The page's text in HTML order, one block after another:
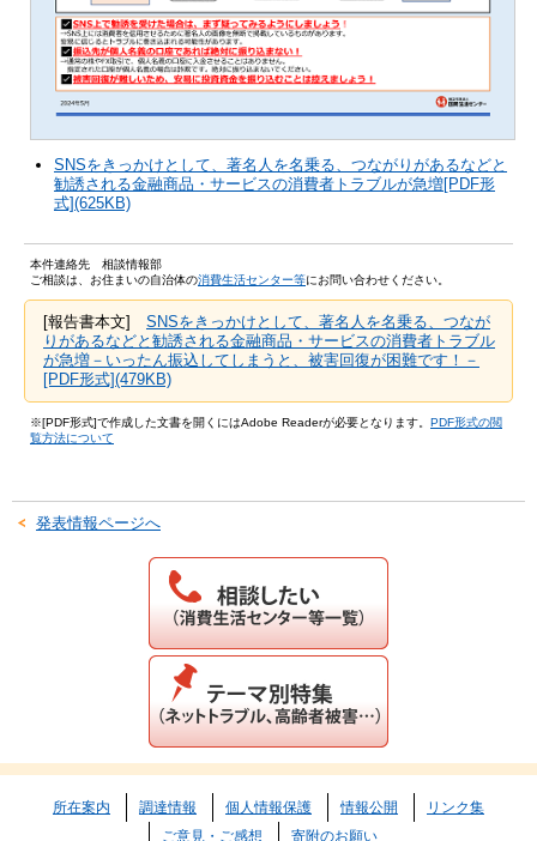
SNSをきっかけとして、著名人を名乗る、つながりがあるなどと
勧誘される金融商品・サービスの消費者トラブルが急増[PDF形
式](625KB)
本件連絡先 相談情報部
ご相談は、お住まいの自治体の消費生活センター等にお問い合わせください。
[報告書本文] SNSをきっかけとして、著名人を名乗る、つなが
りがあるなどと勧誘される金融商品・サービスの消費者トラブル
が急増－いったん振込してしまうと、被害回復が困難です！－
[PDF形式](479KB)
※[PDF形式]で作成した文書を開くにはAdobe Readerが必要となります。 PDF形式の閲
覧方法について
発表情報ページへ
所在案内 調達情報 個人情報保護 情報公開
リンク集
ご意見・ご感想
寄附のお願い